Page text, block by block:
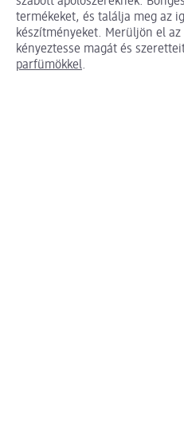
termékeket, és találja meg az
készítményeket. Merüljön el
kényeztesse magát és
parfümökkel.